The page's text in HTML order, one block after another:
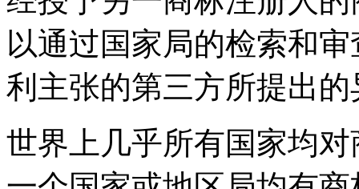
以通过国家局的检索和
利主张的第三方所提出
世界上几乎所有国家均